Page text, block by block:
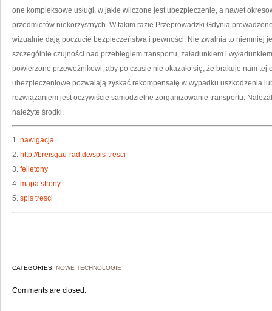
one kompleksowe usługi, w jakie wliczone jest ubezpieczenie, a nawet
przedmiotów niekorzystnych. W takim razie Przeprowadzki Gdynia
wizualnie dają poczucie bezpieczeństwa i pewności. Nie zwalnia to niemniej
szczególnie czujności nad przebiegiem transportu, załadunkiem i
powierzone przewoźnikowi, aby po czasie nie okazało się, że brakuje nam
ubezpieczeniowe pozwalają zyskać rekompensatę w wypadku uszkodzenia
rozwiązaniem jest oczywiście samodzielne zorganizowanie transportu.
należyte środki.
1. nawigacja
2. http://breisgau-rad.de/spis-tresci
3. felietony
4. mapa strony
5. spis tresci
CATEGORIES: NOWE TECHNOLOGIE
Comments are closed.